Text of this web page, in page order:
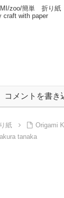
zoo/簡単 折り紙
craft with paper
コメントを書き
紙
Origami
tanaka